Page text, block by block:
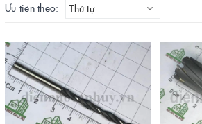
Ưu tiên theo: Thứ tự